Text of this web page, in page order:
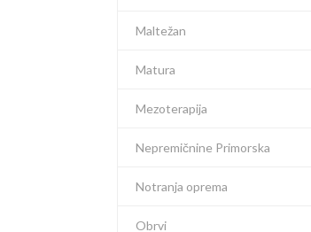
Maltežan
Matura
Mezoterapija
Nepremičnine Primorska
Notranja oprema
Obrvi